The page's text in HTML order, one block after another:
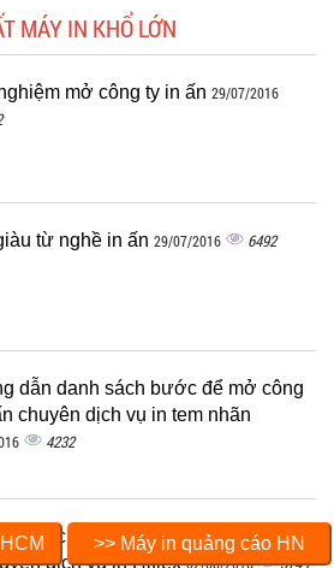
MÁY IN KHỔ LỚN
mở công ty in ấn 29/07/2016
từ nghề in ấn 29/07/2016 6492
dẫn danh sách bước để mở công
chuyên dịch vụ in tem nhãn
4232
dẫn chi tiết nhất để mở công ty in
dịch vụ in Hiflex02/08/2016
>> Máy in quảng cáo HN